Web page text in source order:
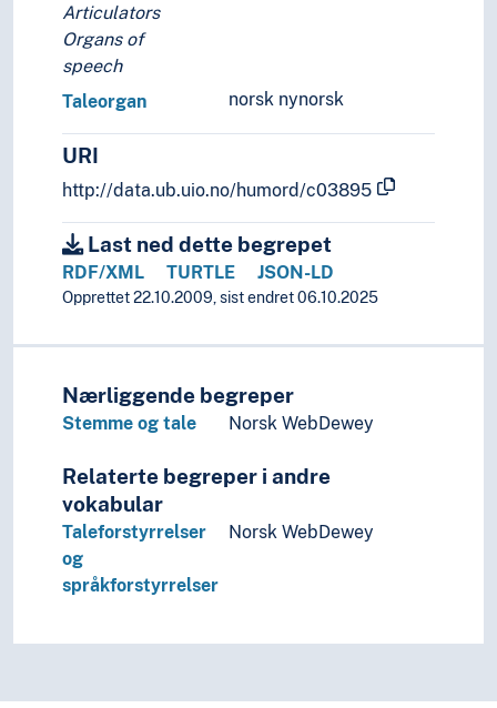
Pleie
Psykisk helse
Sykdommer
Terapi
Humaniora
Ingeniørfag
Kulturkunnskap
Kunst
Lingvistikk
Litteratur
Pedagogikk
Psykologi
Religionsvitenskap
Rettsvitenskap
Samfunnsvitenskap
Tid i enheter, stadier og perioder
Articulators
Organs of
speech
norsk nynorsk
Taleorgan
URI
http://data.ub.uio.no/humord/c03895
Last ned dette begrepet
RDF/XML TURTLE JSON-LD
Opprettet 22.10.2009, sist endret 06.10.2025
Nærliggende begreper
Stemme og tale Norsk WebDewey
Relaterte begreper i andre
vokabular
Taleforstyrrelser
og
språkforstyrrelser
Norsk WebDewey